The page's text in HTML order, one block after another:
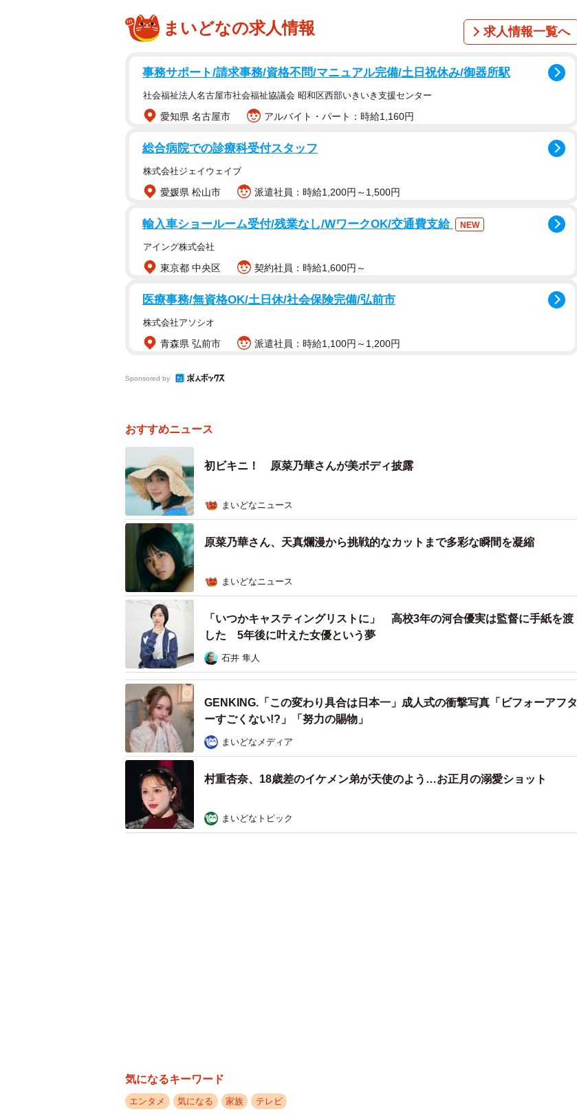
SNSでは「この、あ〜んぱ〜んちは想定外の破壊力 可愛すぎる」「美人三姉妹、絶対見ま
す！」といった絶賛コメントや「楽しみにしてます」「早くみたいです」と放送開始を待ち
意味も失っていた苦悩の日々と、それでも夢を忘れなかった二人の人生。何者でもなかった
二人があらゆる荒波を乗り越え、“逆転しない正義”を体現した『アンパンマン』にたどり着
くまでを描き、生きる喜びが全身から湧いてくるような愛と勇気の物語です。（「あんぱ
ん」公式サイトより）
まいどなの求人情報 求人情報一覧へ
事務サポート/請求事務/資格不問/マニュアル完備/土日祝休み/御器所駅
社会福祉法人名古屋市社会福祉協議会 昭和区西部いきいき支援センター
愛知県 名古屋市 アルバイト・パート：時給1,160円
総合病院での診療科受付スタッフ
株式会社ジェイウェイブ
愛媛県 松山市 派遣社員：時給1,200円～1,500円
輸入車ショールーム受付/残業なし/WワークOK/交通費支給 NEW
アイング株式会社
東京都 中央区 契約社員：時給1,600円～
医療事務/無資格OK/土日休/社会保険完備/弘前市
株式会社アソシオ
青森県 弘前市 派遣社員：時給1,100円～1,200円
Sponsored by
おすすめニュース
初ビキニ！ 原菜乃華さんが美ボディ披露
まいどなニュース
原菜乃華さん、天真爛漫から挑戦的なカットまで多彩な瞬間を凝縮
まいどなニュース
「いつかキャスティングリストに」 高校3年の河合優実は監督に手紙を渡
した 5年後に叶えた女優という夢
石井 隼人
GENKING.「この変わり具合は日本一」成人式の衝撃写真「ビフォーアフタ
ーすごくない!?」「努力の賜物」
まいどなメディア
村重杏奈、18歳差のイケメン弟が天使のよう…お正月の溺愛ショット
まいどなトピック
気になるキーワード
エンタメ 気になる 家族 テレビ